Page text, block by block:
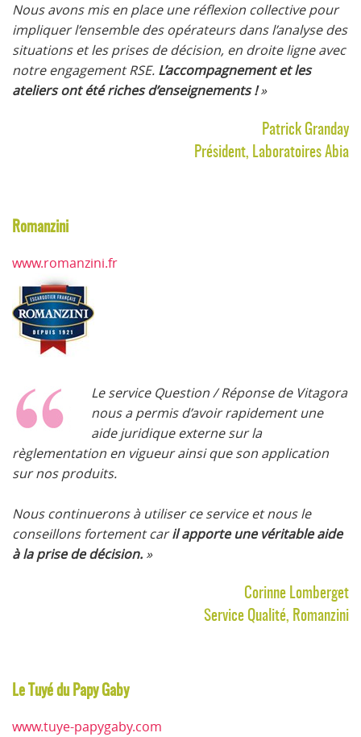
Nous avons mis en place une réflexion collective pour
impliquer l’ensemble des opérateurs dans l’analyse des
situations et les prises de décision, en droite ligne avec
notre engagement RSE. L’accompagnement et les
ateliers ont été riches d’enseignements !»
Patrick Granday
Président, Laboratoires Abia
Romanzini
www.romanzini.fr
Le service Question / Réponse de Vitagora
nous a permis d’avoir rapidement une
aide juridique externe sur la
règlementation en vigueur ainsi que son application
sur nos produits.
Nous continuerons à utiliser ce service et nous le
conseillons fortement caril apporte une véritable aide
à la prise de décision. »
Corinne Lomberget
Service Qualité, Romanzini
Le Tuyé du Papy Gaby
www.tuye-papygaby.com